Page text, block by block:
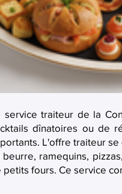
service traiteur de la
dînatoires ou de
L'offre traiteur
beurre, ramequins,
petits fours. Ce service